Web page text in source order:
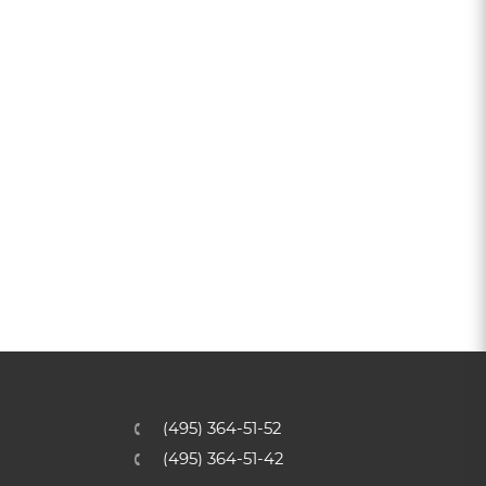
(495) 364-51-52
(495) 364-51-42